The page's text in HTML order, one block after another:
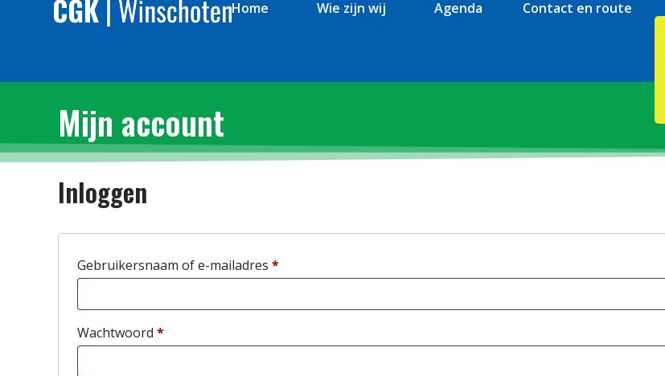
Home Wie zijn wij Agenda Contact en route
Mijn account
Inloggen
Gebruikersnaam of e-mailadres *
Wachtwoord *